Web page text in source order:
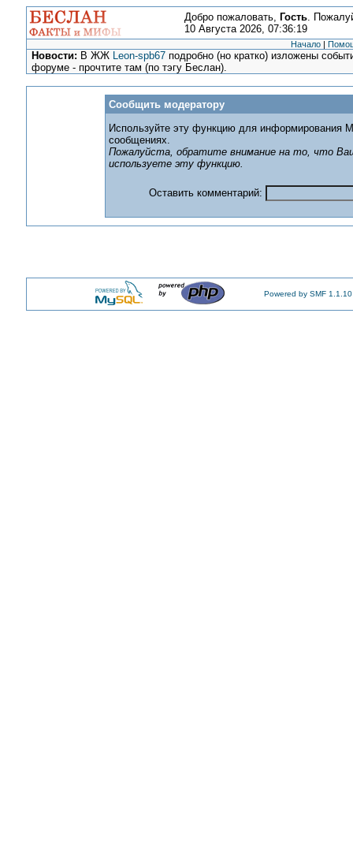
Добро пожаловать, Гость.
10 Августа 2026, 07:36:19
Начало |
Новости: В ЖЖ Leon-spb67 подробно (но кратко) изложены
форуме - прочтите там (по тэгу Беслан).
Сообщить модератору
Используйте эту функцию для информирования
сообщениях.
Пожалуйста, обратите внимание на то, что
используете эту функцию.
Оставить комментарий:
Powered by SMF 1.1.10